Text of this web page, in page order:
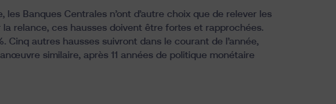
Banques Centrales n’ont d’autre choix que de relever les
relance, ces hausses doivent être fortes et rapprochées.
Cinq autres hausses suivront dans le courant de l’année,
similaire, après 11 années de politique monétaire